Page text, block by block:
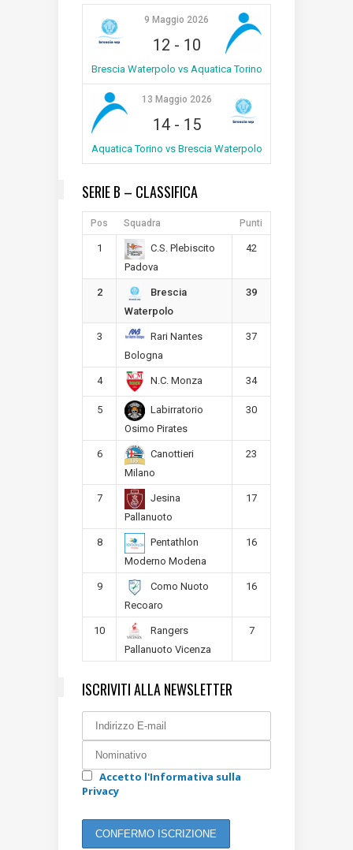
9 Maggio 2026
12 - 10
Brescia Waterpolo vs Aquatica Torino
13 Maggio 2026
14- 15
Aquatica Torino vs Brescia Waterpolo
SERIE B – CLASSIFICA
Pos Squadra Punti
1
C.S. Plebiscito
Padova
42
2
Brescia
Waterpolo
39
3
Rari Nantes
Bologna
37
4 N.C. Monza 34
5
Labirratorio
Osimo Pirates
30
6
Canottieri
Milano
23
7
Jesina
Pallanuoto
17
8
Pentathlon
Moderno Modena
16
9
Como Nuoto
Recoaro
16
10
Rangers
Pallanuoto Vicenza
7
ISCRIVITI ALLA NEWSLETTER
Accetto l'Informativa sulla
Privacy